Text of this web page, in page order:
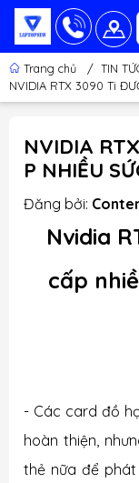
Trang chủ / TIN
NVIDIA RTX 3090 Ti
NVIDIA
P NHIỀU
Đăng bởi:
Nvidia
cấp
- Các card đồ
hoàn thiện,
thẻ nữa để phát